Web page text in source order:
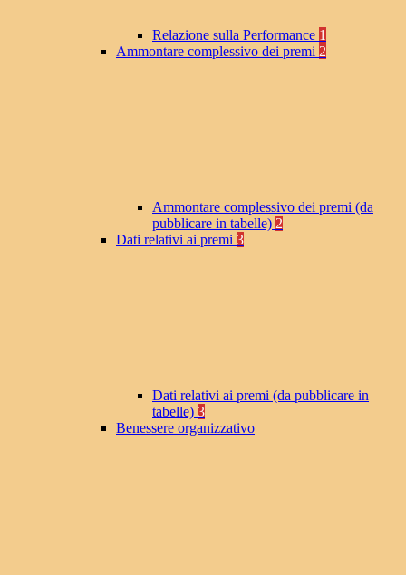
Relazione sulla Performance 1
Ammontare complessivo dei premi 2
Ammontare complessivo dei premi (da
pubblicare in tabelle) 2
Dati relativi ai premi 3
Dati relativi ai premi (da pubblicare in
tabelle) 3
Benessere organizzativo